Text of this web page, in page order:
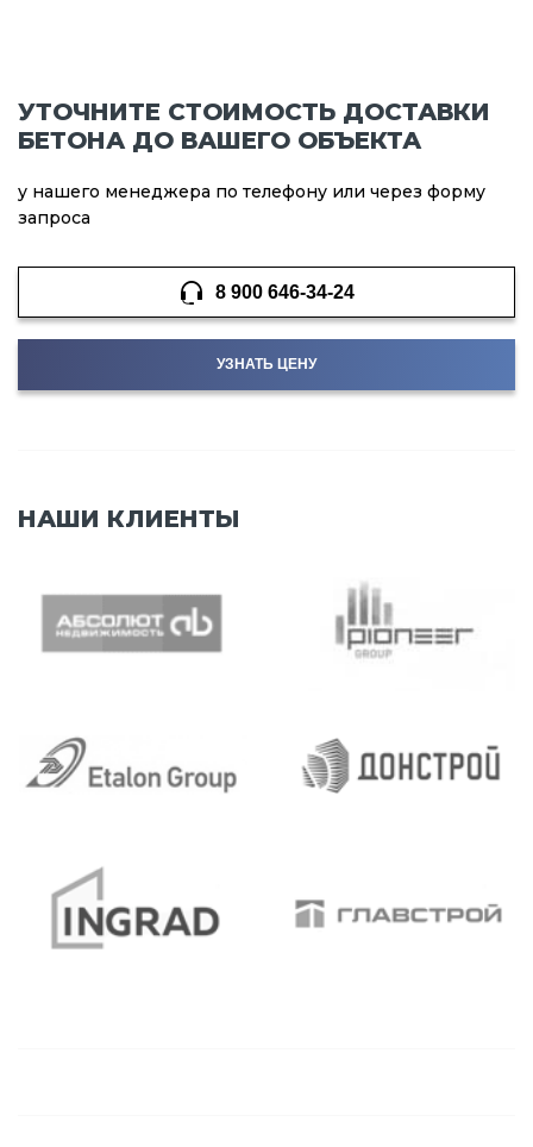
УТОЧНИТЕ СТОИМОСТЬ ДОСТАВКИ
БЕТОНА ДО ВАШЕГО ОБЪЕКТА
у нашего менеджера по телефону или через форму
запроса
8 900 646-34-24
УЗНАТЬ ЦЕНУ
НАШИ КЛИЕНТЫ